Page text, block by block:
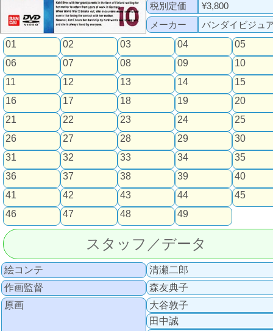
税別定価
¥3,800
メーカー
バンダイビジュ
01
02 03 04
05
06
07 08 09
10
11
12 13 14
15
16
17 18 19
20
21
22 23 24
25
26
27 28 29
30
31
32 33 34
35
36
37 38 39
40
41
42 43 44
45
46
47 48 49
スタッフ／データ
絵コンテ
清瀬二郎
作画監督
森友典子
原画
大谷敦子
田中誠